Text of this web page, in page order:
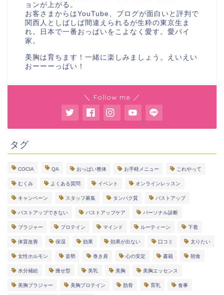
ョンが上がる。
お客さまからはYouTube、ブログが面白いと評判で
関西人としばしば間違えられるが生粋の東京生ま
れ。日本で一番おっぱいをこよなく愛す。愛パイ
家。
美胸は育ちます！一緒に楽しみましょう。えいえい
おーーーっぱい！
＼ Follow me ／
タグ
COCIA QA おっぱい整体 お手軽メニュー これやって
むくみ よくある質問 イベント オンラインレッスン
キャンペーン スタッフ募集 タンパク質 バストアップ
バストアップできない バストアップケア パーソナル診断
ブラジャー プロテイン マインド ルーティーン 下着
体質改善 保湿 効果 効果が出ない 口コミ 太りたい
女性ホルモン 姿勢 巻き肩 心の安定 書籍 朝食
水分補給 痩せ型 美乳 美胸 美胸エッセンス
美胸ブラジャー 美胸プロテイン 肋骨 育乳 食事